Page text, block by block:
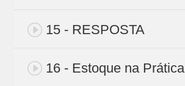
15 - RESPOSTA
16 - Estoque na Prática